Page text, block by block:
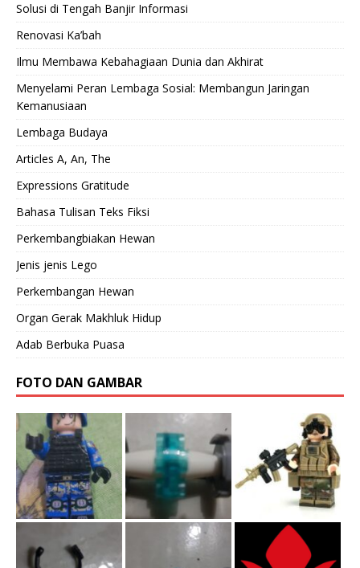
Solusi di Tengah Banjir Informasi
Renovasi Ka’bah
Ilmu Membawa Kebahagiaan Dunia dan Akhirat
Menyelami Peran Lembaga Sosial: Membangun Jaringan
Kemanusiaan
Lembaga Budaya
Articles A, An, The
Expressions Gratitude
Bahasa Tulisan Teks Fiksi
Perkembangbiakan Hewan
Jenis jenis Lego
Perkembangan Hewan
Organ Gerak Makhluk Hidup
Adab Berbuka Puasa
FOTO DAN GAMBAR